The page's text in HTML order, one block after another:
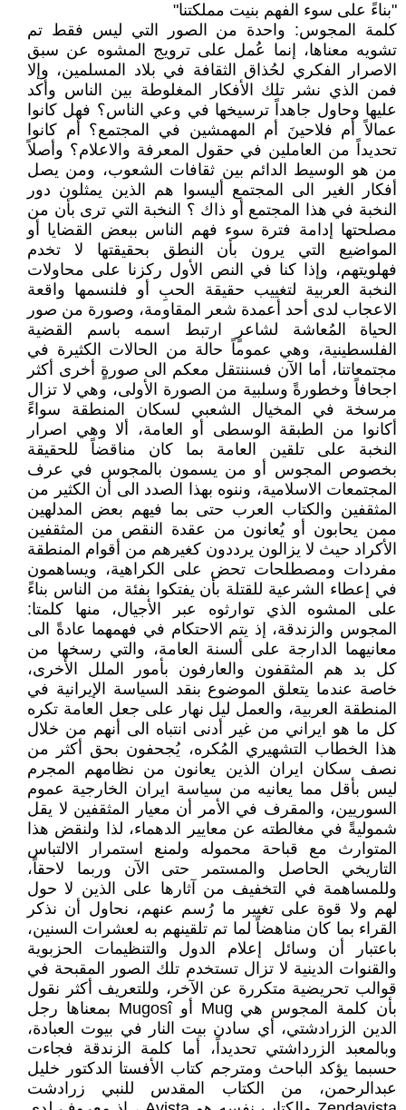
"بناءً على سوء الفهم بنيت مملكتنا"
كلمة المجوس: واحدة من الصور التي ليس فقط تم
تشويه معناها، إنما عُمل على ترويج المشوه عن سبق
الاصرار الفكري لحُذاق الثقافة في بلاد المسلمين، وإلا
فمن الذي نشر تلك الأفكار المغلوطة بين الناس وأكد
عليها وحاول جاهداً ترسيخها في وعي الناس؟ فهل كانوا
عمالاً أم فلاحينَ أم المهمشين في المجتمع؟ أم كانوا
تحديداً من العاملين في حقول المعرفة والاعلام؟ وأصلاً
من هو الوسيط الدائم بين ثقافات الشعوب، ومن يصل
أفكار الغير الى المجتمع أليسوا هم الذين يمثلون دور
النخبة في هذا المجتمع أو ذاك ؟ النخبة التي ترى بأن من
مصلحتها إدامة فترة سوء فهم الناس ببعض القضايا أو
المواضيع التي يرون بأن النطق بحقيقتها لا تخدم
فهلويتهم، وإذا كنا في النص الأول ركزنا على محاولات
النخبة العربية لتغييب حقيقة الحبِ أو فلنسمها واقعة
الاعجاب لدى أحد أعمدة شعر المقاومة، وصورة من صور
الحياة المُعاشة لشاعرٍ ارتبط اسمه باسم القضية
الفلسطينية، وهي عموماً حالة من الحالات الكثيرة في
مجتمعاتنا، أما الآن فسننتقل معكم الى صورةٍ أخرى أكثر
اجحافاً وخطورةً وسلبية من الصورة الأولى، وهي لا تزال
مرسخة في المخيال الشعبي لسكان المنطقة سواءً
أكانوا من الطبقة الوسطى أو العامة، ألا وهي اصرار
النخبة على تلقين العامة بما كان مناقضاً للحقيقة
بخصوص المجوس أو من يسمون بالمجوس في عرف
المجتمعات الاسلامية، وننوه بهذا الصدد الى أن الكثير من
المثقفين والكتاب العرب حتى بما فيهم بعض المدلهين
ممن يحابون أو يُعانون من عقدة النقص من المثقفين
الأكراد حيث لا يزالون يرددون كغيرهم من أقوام المنطقة
مفردات ومصطلحات تحض على الكراهية، ويساهمون
في إعطاء الشرعية للقتلة بأن يفتكوا بفئة من الناس بناءً
على المشوه الذي توارثوه عبر الأجيال، منها كلمتا:
المجوس والزندقة، إذ يتم الاحتكام في فهمهما عادةً الى
معانيهما الدارجة على ألسنة العامة، والتي رسخها من
كل بد هم المثقفون والعارفون بأمور الملل الأخرى،
خاصة عندما يتعلق الموضوع بنقد السياسة الإيرانية في
المنطقة العربية، والعمل ليل نهار على جعل العامة تكره
كل ما هو ايراني من غير أدنى انتباه الى أنهم من خلال
هذا الخطاب التشهيري المُكره، يُجحفون بحق أكثر من
نصف سكان ايران الذين يعانون من نظامهم المجرم
ليس بأقل مما يعانيه من سياسة ايران الخارجية عموم
السوريين، والمقرف في الأمر أن معيار المثقفين لا يقل
شموليةً في مغالطته عن معايير الدهماء، لذا ولنقض هذا
المتوارث مع قباحة محموله ولمنع استمرار الالتباس
التاريخي الحاصل والمستمر حتى الآن وربما لاحقاً،
وللمساهمة في التخفيف من آثارها على الذين لا حول
لهم ولا قوة على تغيير ما رُسم عنهم، نحاول أن نذكر
القراء بما كان مناهضاً لما تم تلقينهم به لعشرات السنين،
باعتبار أن وسائل إعلام الدول والتنظيمات الحزبوية
والقنوات الدينية لا تزال تستخدم تلك الصور المقبحة في
قوالب تحريضية متكررة عن الآخر، وللتعريف أكثر نقول
بأن كلمة المجوس هي Mug أو Mugosî بمعناها رجل
الدين الزرادشتي، أي سادن بيت النار في بيوت العبادة،
وبالمعبد الزرداشتي تحديداً، أما كلمة الزندقة فجاءت
حسبما يؤكد الباحث ومترجم كتاب الأفستا الدكتور خليل
عبدالرحمن، من الكتاب المقدس للنبي زرادشت